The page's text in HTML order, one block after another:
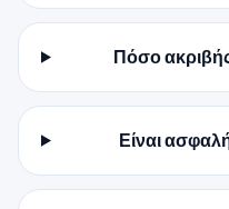
Πόσο
Είναι